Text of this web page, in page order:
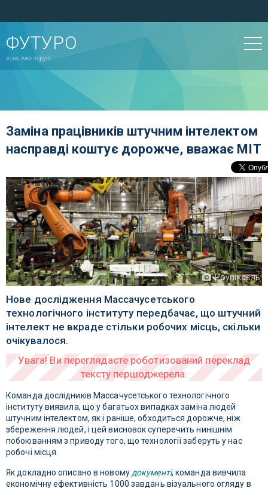
ФУТУРО
воно вже поруч!
Заміна працівників штучним інтелектом
насправді коштує дорожче, вважає MIT
Роупіксєль
Нове дослідження Массачусетського
технологічного інституту передбачає, що штучний
інтелект не вкраде стільки робочих місць, скільки
очікувалося.
Команда дослідників Массачусетського технологічного
інституту виявила, що у багатьох випадках заміна людей
штучним інтелектом, як і раніше, обходиться дорожче, ніж
збереження людей, і цей висновок суперечить нинішнім
побоюванням з приводу того, що технології заберуть у нас
робочі місця.
Як докладно описано в новомудокументі, команда вивчила
економічну ефективність 1000 завдань візуального огляду в